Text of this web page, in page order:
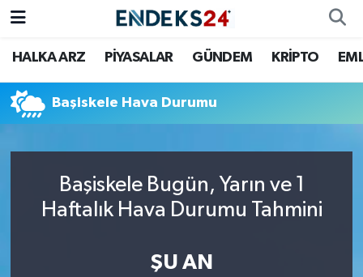
HALKA ARZ PİYASALAR GÜNDEM KRİPTO
Başiskele Hava Durumu
Başiskele Bugün, Yarın ve 1
Haftalık Hava Durumu Tahmini
ŞU AN
EMLAK
ENERJİ
HALKA ARZ
Nöbetçi Eczaneler
Hava Durumu
Süper Lig Puan Durumu ve Fikstür
Son Dakika Haberleri